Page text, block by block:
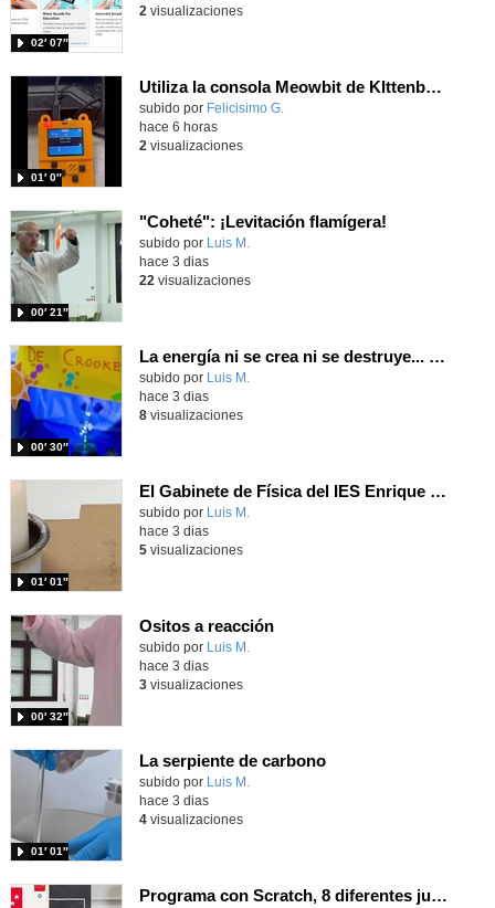
02′ 07″
2 visualizaciones
Utiliza la consola Meowbit de KIttenbot para jugar con tus programas MakeCode Arcade
Contenido educativo.
subido por Felicisimo G.
01′ 0″
hace 6 horas
2 visualizaciones
"Coheté": ¡Levitación flamígera!
Contenido educativo.
subido por Luis M.
00′ 21″
hace 3 dias
22 visualizaciones
La energía ni se crea ni se destruye... ¡se experimenta! El Tierno en la Feria Madrid es Ciencia 2026
Contenido educativo.
subido por Luis M.
00′ 30″
hace 3 dias
8visualizaciones
El Gabinete de Física del IES Enrique Tierno Galván de Parla (Curso 25-26)
Contenido educativo.
subido por Luis M.
01′ 01″
hace 3 dias
5visualizaciones
Ositos a reacción
Contenido educativo.
subido por Luis M.
00′ 32″
hace 3 dias
3visualizaciones
La serpiente de carbono
Contenido educativo.
subido por Luis M.
01′ 01″
hace 3 dias
4visualizaciones
Programa con Scratch, 8 diferentes juegos para vivir la emoción de los partidos de España en el mundial 2026